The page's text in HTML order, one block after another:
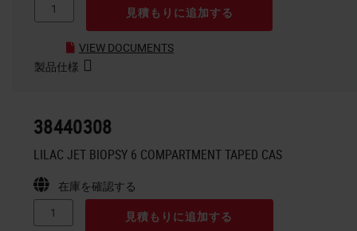
見積もりに追加する
VIEW DOCUMENTS
製品仕様
38440308
LILAC JET BIOPSY 6 COMPARTMENT TAPED CAS
在庫を確認する
見積もりに追加する